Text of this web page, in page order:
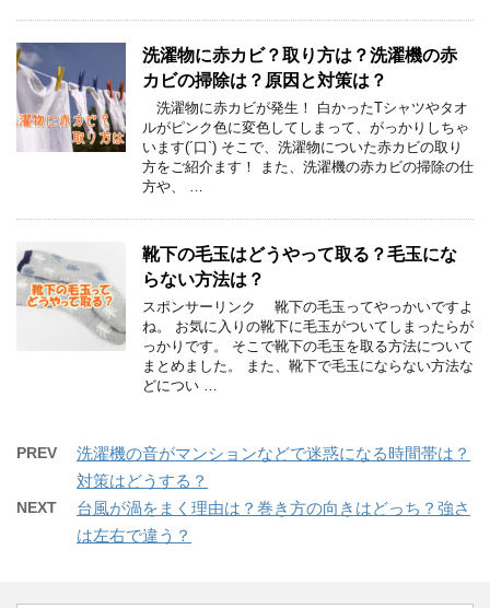
洗濯物に赤カビ？取り方は？洗濯機の赤
カビの掃除は？原因と対策は？
洗濯物に赤カビが発生！ 白かったTシャツやタオ
ルがピンク色に変色してしまって、がっかりしちゃ
います(´口`) そこで、洗濯物についた赤カビの取り
方をご紹介ます！ また、洗濯機の赤カビの掃除の仕
方や、 …
靴下の毛玉はどうやって取る？毛玉にな
らない方法は？
スポンサーリンク 靴下の毛玉ってやっかいですよ
ね。 お気に入りの靴下に毛玉がついてしまったらが
っかりです。 そこで靴下の毛玉を取る方法について
まとめました。 また、靴下で毛玉にならない方法な
どについ …
PREV
洗濯機の音がマンションなどで迷惑になる時間帯は？
対策はどうする？
NEXT
台風が渦をまく理由は？巻き方の向きはどっち？強さ
は左右で違う？